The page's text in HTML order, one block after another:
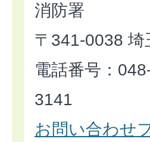
消防署
〒341-0038
電話番号：
3141​​​​​​​
お問い合わせ